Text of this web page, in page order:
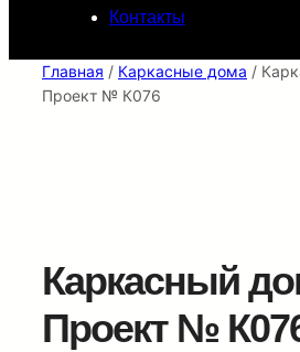
Контакты
Главная / Каркасные дома /
Проект № К076
Каркасный
Проект №